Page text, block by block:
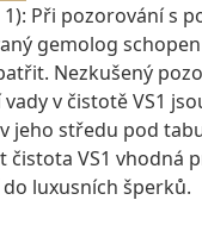
Při pozorování s
gemolog
Nezkušený
v čistotě VS1
jeho středu pod
VS1 vhodná
luxusních šperků.